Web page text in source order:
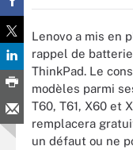
Lenovo a mis en
rappel de
ThinkPad. Le
modèles parmi
T60, T61, X60 et
remplacera
un défaut ou ne